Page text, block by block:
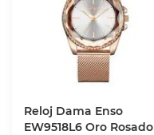
Reloj Dama Enso
EW9518L6 Oro Rosado